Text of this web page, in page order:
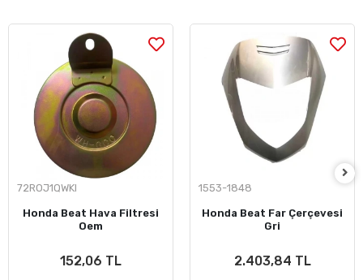
72ROJ1QWKI
Honda Beat Hava Filtresi
Oem
152,06 TL
1553-1848
Honda Beat Far Çerçevesi
Gri
2.403,84 TL